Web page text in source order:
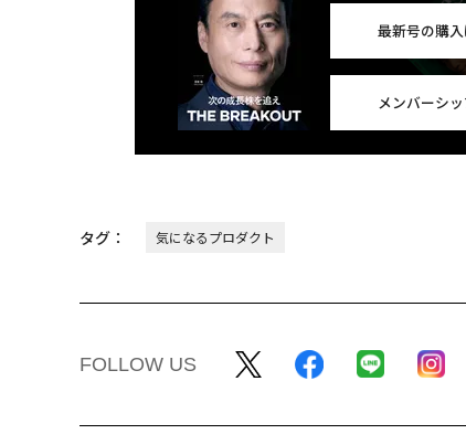
最新号の購
メンバーシ
タグ： 気になるプロダクト
FOLLOW US